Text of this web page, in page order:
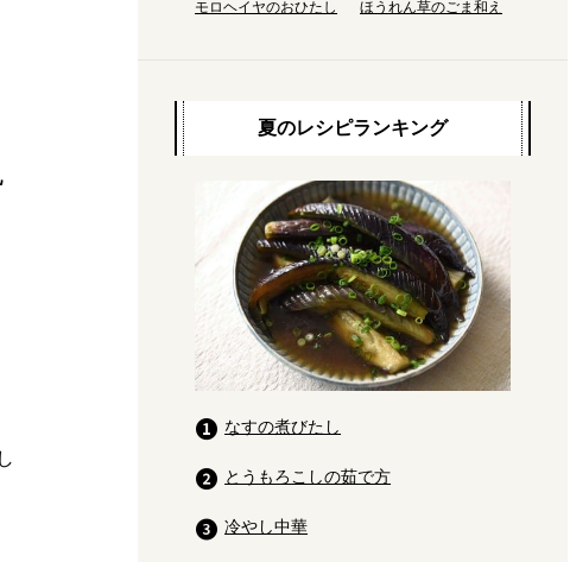
モロヘイヤのおひたし ほうれん草のごま和え
夏のレシピランキング
なすの煮びたし
とうもろこしの茹で方
冷やし中華